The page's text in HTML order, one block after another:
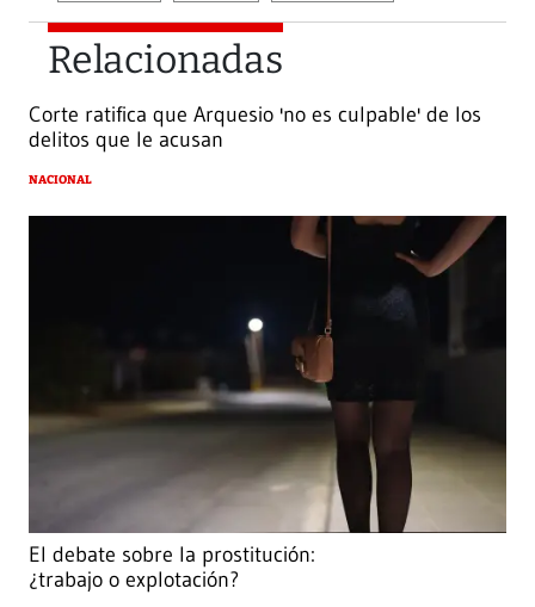
Relacionadas
Corte ratifica que Arquesio 'no es culpable' de los
delitos que le acusan
NACIONAL
El debate sobre la prostitución:
¿trabajo o explotación?